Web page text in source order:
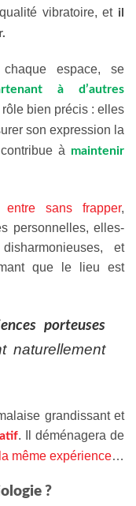
vibratoire, etil
espace, se
à d’autres
bien précis : elles
son expression la
à maintenir
entre sans frapper,
personnelles, elles-
et
que le lieu est
porteuses
naturellement
grandissant et
. Il déménagera de
même expérience…
?